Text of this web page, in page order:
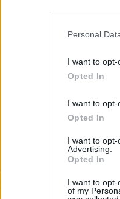
Personal
I want to opt-
Opted In
I want to opt-
Opted In
I want to
Advertising.
Opted In
I want to
of my